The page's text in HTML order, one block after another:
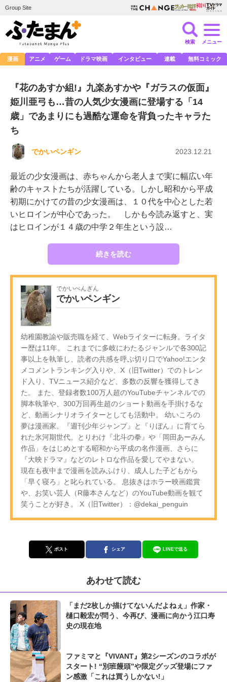
Group Site
検索 メニュー
漫画 アニメ ゲーム ドラマ映画 インタビュー 連載 無料コミック
『花のあすか組!』九楽あすかや『ガラスの仮面』
姫川亜弓も…昔の人気少女漫画に登場する「14
歳」であまりにも過酷な運命を背負ったキャラた
ち
でかいペンギン 2023.12.21
最近の少女漫画は、赤ちゃんから老人まで実に幅広い年
齢のキャストたちが活躍している。しかし昭和から平成
初期にかけての昔の少女漫画は、１０代を中心とした若
いヒロインが中心であった。 しかも今読み返すと、実
はヒロインが１４歳の中学２年生という設…
続きを読む
でかいぺんぎん
でかいペンギン
幼稚園教諭や販売職を経て、Webライターに転身。ライタ
ー歴は11年。 これまでに多岐にわたるジャンルで各300記
事以上を執筆し、読者の共感を呼ぶ切り口でYahoo!エンタ
メコメントランキング入りや、X（旧Twitter）でのトレン
ド入り、TVニュース紹介など、多数の反響を獲得してき
た。 また、登録者数100万人超のYouTubeチャンネルでの
脚本執筆や、300万回再生超のショート動画を手掛けるな
ど、動画シナリオライターとしても活動中。 幼いころの
夢は漫画家。『週刊少年ジャンプ』と『りぼん』に育てら
れた氷河期世代。とりわけ『北斗の拳』や「岡田あーみん
作品」をはじめとする昭和から平成の名作漫画、さらに
『大映ドラマ』などのレトロな作品を愛してやまない。
現在も夜中まで漫画を読みふけり、成人した子どもから
「早く寝ろ」と叱られている。 息抜きはホラー映画鑑賞
や、お笑い芸人（R藤本さんなど）のYouTube動画を観て
笑うことが好き。 X（旧Twitter）：@dekai_penguin
ポスト シェア LINEで送る
あわせて読む
「まだ2枚しか描けてないんだよねぇ」作家・
樋口毅宏が問う、今再び、漫画に向かう江口寿
史の現在地
ファミマと『VIVANT』第2シーズンのコラボが
スタート! “別班饅頭”や限定グッズ登場にファ
ン感激「これは買うしかない!」